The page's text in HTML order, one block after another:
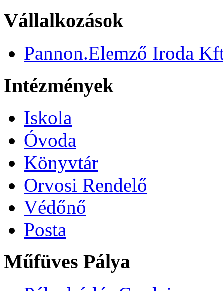
Vállalkozások
Pannon.Elemző Iroda
Intézmények
Iskola
Óvoda
Könyvtár
Orvosi Rendelő
Védőnő
Posta
Műfüves Pálya